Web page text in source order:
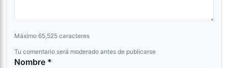
Máximo 65,525 caracteres
Tu comentario será moderado antes de publicarse
Nombre *